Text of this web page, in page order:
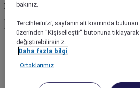
Inspirations
Ana menüye geri dönün
bakınız.
Tercihlerinizi, sayfanın alt kısmında bulunan
üzerinden "Kişiselleştir" butonuna
değiştirebilirsiniz.
Daha fazla bilgi
Ortaklarımız